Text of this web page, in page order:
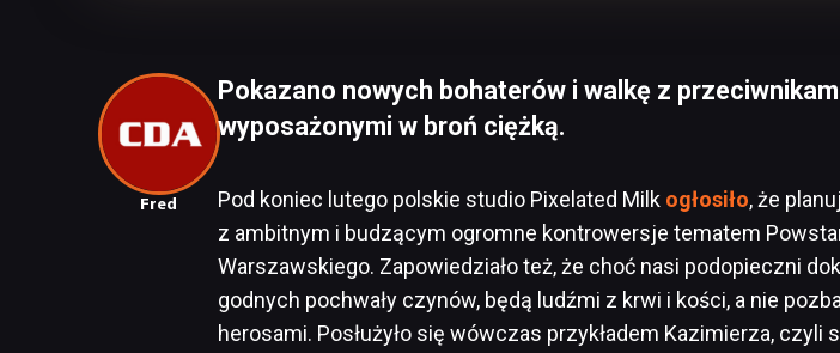
Fred
Pokazano nowych bohaterów i walkę z
wyposażonymi w broń ciężką.
Pod koniec lutego polskie studio Pixelated Milk ogłosiło, że
z ambitnym i budzącym ogromne kontrowersje tematem
Warszawskiego. Zapowiedziało też, że choć nasi podopieczni
godnych pochwały czynów, będą ludźmi z krwi i kości, a nie
herosami. Posłużyło się wówczas przykładem Kazimierza, czyli